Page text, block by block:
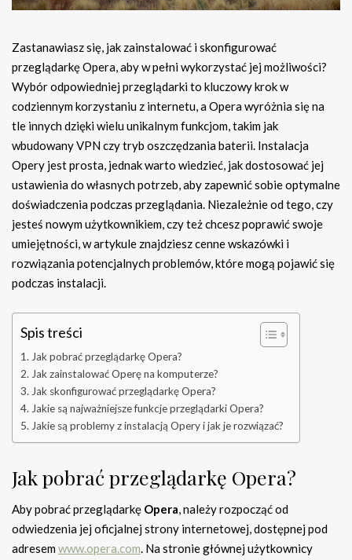
Zastanawiasz się, jak zainstalować i skonfigurować
przeglądarkę Opera, aby w pełni wykorzystać jej możliwości?
Wybór odpowiedniej przeglądarki to kluczowy krok w
codziennym korzystaniu z internetu, a Opera wyróżnia się na
tle innych dzięki wielu unikalnym funkcjom, takim jak
wbudowany VPN czy tryb oszczędzania baterii. Instalacja
Opery jest prosta, jednak warto wiedzieć, jak dostosować jej
ustawienia do własnych potrzeb, aby zapewnić sobie optymalne
doświadczenia podczas przeglądania. Niezależnie od tego, czy
jesteś nowym użytkownikiem, czy też chcesz poprawić swoje
umiejętności, w artykule znajdziesz cenne wskazówki i
rozwiązania potencjalnych problemów, które mogą pojawić się
podczas instalacji.
Spis treści
Jak pobrać przeglądarkę Opera?
Jak zainstalować Operę na komputerze?
Jak skonfigurować przeglądarkę Opera?
Jakie są najważniejsze funkcje przeglądarki Opera?
Jakie są problemy z instalacją Opery i jak je rozwiązać?
Jak pobrać przeglądarkę Opera?
Aby pobrać przeglądarkę Opera, należy rozpocząć od
odwiedzenia jej oficjalnej strony internetowej, dostępnej pod
adresemwww.opera.com. Na stronie głównej użytkownicy